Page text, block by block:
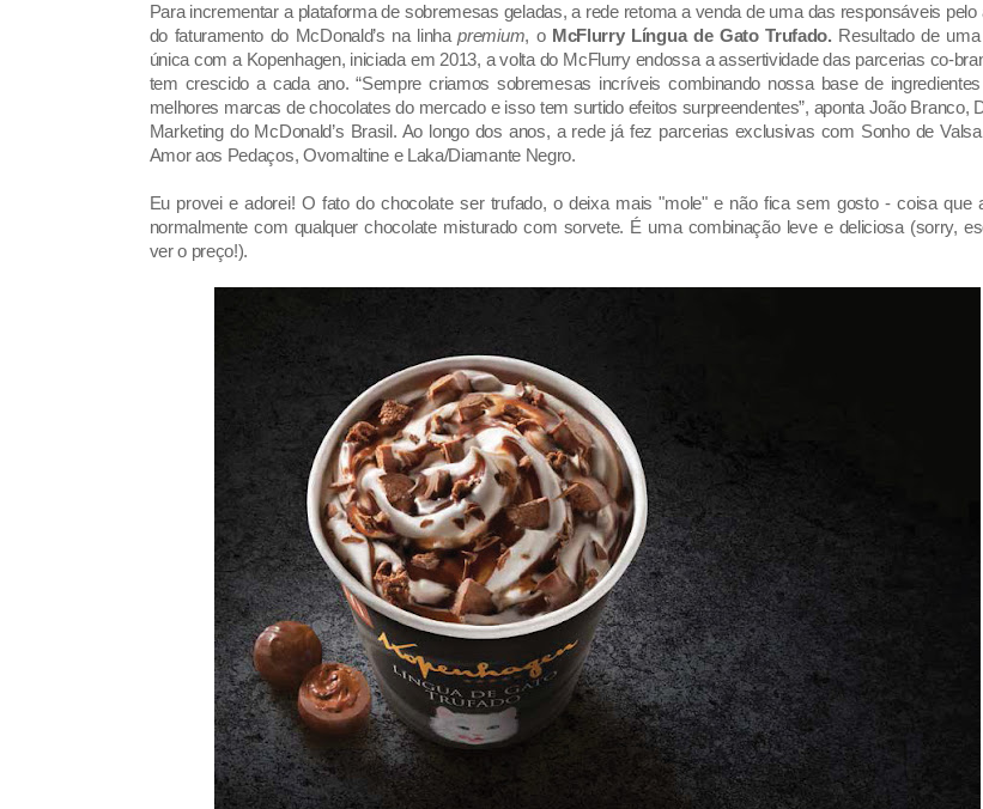
Para incrementar a plataforma de sobremesas geladas, a rede retoma a venda de uma das responsáveis pelo
do faturamento do McDonald’s na linhapremium, oMcFlurry Língua de Gato Trufado. Resultado de
única com a Kopenhagen, iniciada em 2013, a volta do McFlurry endossa a assertividade das parcerias co-
tem crescido a cada ano. “Sempre criamos sobremesas incríveis combinando nossa base de
melhores marcas de chocolates do mercado e isso tem surtido efeitos surpreendentes”, aponta João Branco,
Marketing do McDonald’s Brasil. Ao longo dos anos, a rede já fez parcerias exclusivas com Sonho de
Amor aos Pedaços, Ovomaltine e Laka/Diamante Negro.
Eu provei e adorei! O fato do chocolate ser trufado, o deixa mais "mole" e não fica sem gosto - coisa que
normalmente com qualquer chocolate misturado com sorvete. É uma combinação leve e deliciosa (sorry,
ver o preço!).